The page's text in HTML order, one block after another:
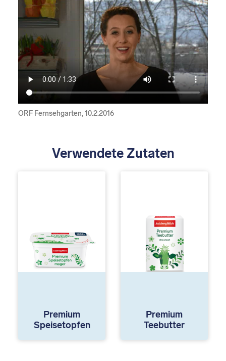
ORF Fernsehgarten, 10.2.2016
Verwendete Zutaten
Premium
Speisetopfen
Premium
Teebutter